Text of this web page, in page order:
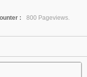
:
800 Pageviews.